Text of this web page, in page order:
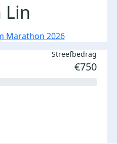
Lin
Marathon 2026
Streefbedrag
€750